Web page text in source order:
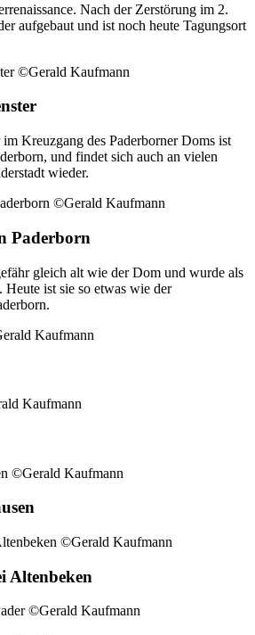
Nach der Zerstörung im 2.
aufgebaut und ist noch heute Tagungsort
Kreuzgang des Paderborner Doms ist
und findet sich auch an vielen
wieder.
Paderborn
gleich alt wie der Dom und wurde als
ist sie so etwas wie der
Altenbeken